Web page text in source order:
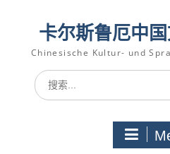
卡尔斯鲁厄中
Chinesische Kultur- und
Search
for: